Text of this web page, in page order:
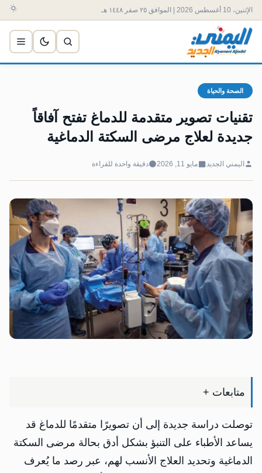
الإثنين، 10 أغسطس 2026 | الموافق ٢٥ صفر ١٤٤٨ هـ
الصحة والحياة
تقنيات تصوير متقدمة للدماغ تفتح آفاقاً
جديدة لعلاج مرضى السكتة الدماغية
اليمني الجديد مايو 11, 2026 دقيقة واحدة للقراءة
متابعات +
‏توصلت دراسة جديدة إلى أن تصويرًا متقدمًا للدماغ قد
يساعد الأطباء على التنبؤ بشكل أدق بحالة مرضى السكتة
الدماغية وتحديد العلاج الأنسب لهم، عبر رصد ما يُعرف